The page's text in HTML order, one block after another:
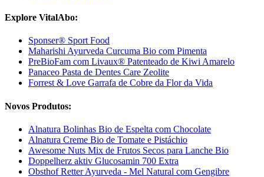
Explore VitalAbo:
Sponser® Sport Food
Maharishi Ayurveda Curcuma Bio com Pimenta
PreBioFam com Livaux® Patenteado de Kiwi Amarelo
Panaceo Pasta de Dentes Care Zeolite
Forrest & Love Garrafa de Cobre da Flor da Vida
Novos Produtos:
Alnatura Bolinhas Bio de Espelta com Chocolate
Alnatura Creme Bio de Tomate e Pistáchio
Awesome Nuts Mix de Frutos Secos para Lanche Bio
Doppelherz aktiv Glucosamin 700 Extra
Obsthof Retter Ayurveda - Mel Natural com Gengibre